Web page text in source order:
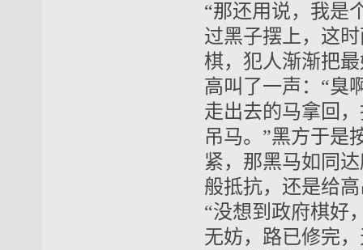
“那还用说，我是
过黑子摆上，这
棋，犯人渐渐把
高叫了一声：“臭
走出去的马拿回
吊马。”黑方于是
紧，那黑马如同
般抵抗，还是给
“没想到政府棋好
无妨，路已修完